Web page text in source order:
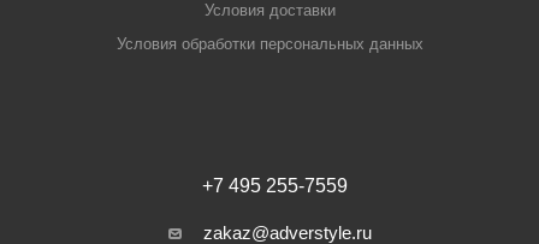
Условия доставки
Условия обработки персональных данных
+7 495 255-7559
zakaz@adverstyle.ru